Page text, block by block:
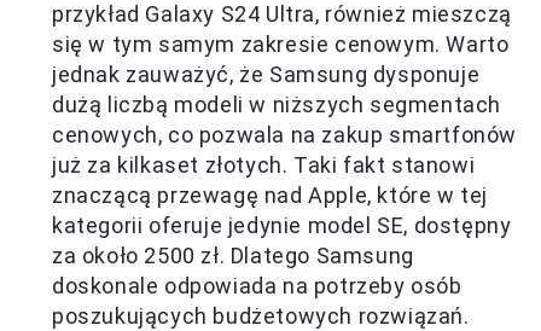
przykład Galaxy S24 Ultra, również mieszczą
się w tym samym zakresie cenowym. Warto
jednak zauważyć, że Samsung dysponuje
dużą liczbą modeli w niższych segmentach
cenowych, co pozwala na zakup smartfonów
już za kilkaset złotych. Taki fakt stanowi
znaczącą przewagę nad Apple, które w tej
kategorii oferuje jedynie model SE, dostępny
za około 2500 zł. Dlatego Samsung
doskonale odpowiada na potrzeby osób
poszukujących budżetowych rozwiązań.